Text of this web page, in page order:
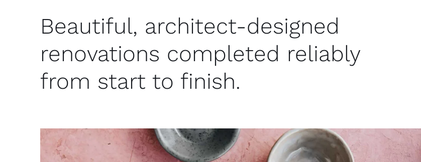
Beautiful, architect-designed
renovations completed reliably
from start to finish.